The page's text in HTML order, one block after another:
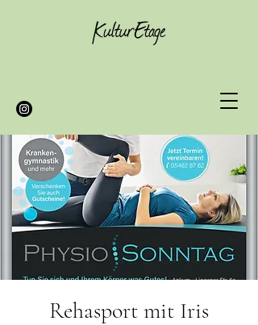
Rehasport mit Iris